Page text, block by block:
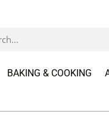
BAKING & COOKING